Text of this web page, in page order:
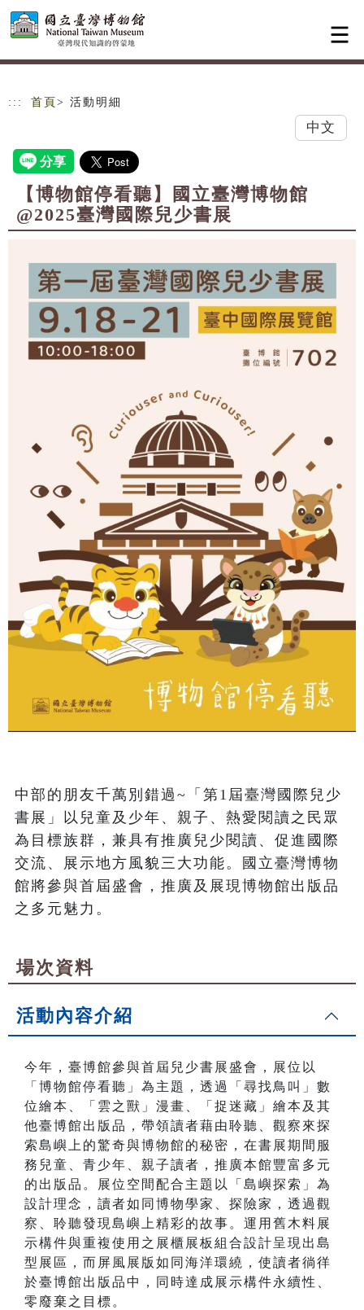
跳到主要內容
網站導覽
::: 首頁 > 活動明細
中文
【博物館停看聽】國立臺灣博物館
@2025臺灣國際兒少書展
中部的朋友千萬別錯過~「第1屆臺灣國際兒少
書展」以兒童及少年、親子、熱愛閱讀之民眾
為目標族群，兼具有推廣兒少閱讀、促進國際
交流、展示地方風貌三大功能。國立臺灣博物
館將參與首屆盛會，推廣及展現博物館出版品
之多元魅力。
場次資料
活動內容介紹
今年，臺博館參與首屆兒少書展盛會，展位以
「博物館停看聽」為主題，透過「尋找鳥叫」數
位繪本、「雲之獸」漫畫、「捉迷藏」繪本及其
他臺博館出版品，帶領讀者藉由聆聽、觀察來探
索島嶼上的驚奇與博物館的秘密，在書展期間服
務兒童、青少年、親子讀者，推廣本館豐富多元
的出版品。展位空間配合主題以「島嶼探索」為
設計理念，讀者如同博物學家、探險家，透過觀
察、聆聽發現島嶼上精彩的故事。運用舊木料展
示構件與重複使用之展櫃展板組合設計呈現出島
型展區，而屏風展版如同海洋環繞，使讀者徜徉
於臺博館出版品中，同時達成展示構件永續性、
零廢棄之目標。